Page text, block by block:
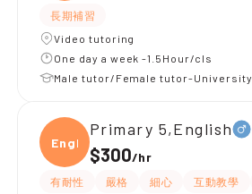
長期補習
Video tutoring
One day a week -1.5Hour/cls
Male tutor/Female tutor-University
Engli
Primary 5,English
$300/hr
有耐性 嚴格 細心 互動教學